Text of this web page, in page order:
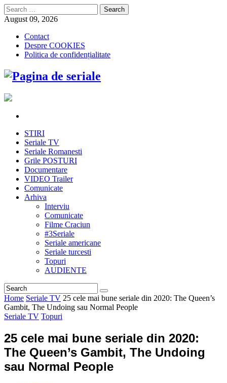
Search
for:
August 09, 2026
Contact
Despre COOKIES
Politica de confidențialitate
STIRI
Seriale TV
Seriale Romanesti
Grile POSTURI
Documentare
VIDEO Trailer
Comunicate
Arhiva
Interviu
Comunicate
Filme Craciun
#3Seriale
Seriale americane
Seriale turcesti
Topuri
AUDIENTE
Home Seriale TV 25 cele mai bune seriale din 2020: The Queen’s
Gambit, The Undoing sau Normal People
Seriale TV Topuri
25 cele mai bune seriale din 2020:
The Queen’s Gambit, The Undoing
sau Normal People